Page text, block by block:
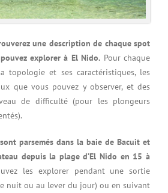
une description de chaque spot
explorer à El Nido. Pour chaque
topologie et ses caractéristiques, les
que vous pouvez y observer, et des
de difficulté (pour les plongeurs
parsemés dans la baie de Bacuit et
depuis la plage d’El Nido en 15 à
les explorer pendant une sortie
nuit ou au lever du jour) ou en suivant